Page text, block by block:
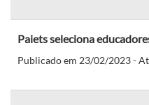
Paiets seleciona
Publicado em 23/02/2023 -